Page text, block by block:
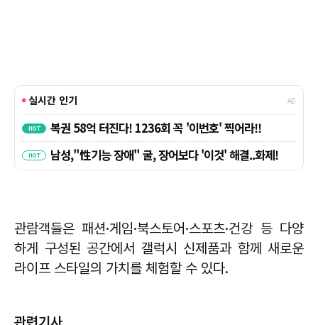
관람객들은 패션·게임·북스토어·스포츠·건강 등 다양
하게 구성된 공간에서 갤럭시 신제품과 함께 새로운
라이프 스타일의 가치를 체험할 수 있다.